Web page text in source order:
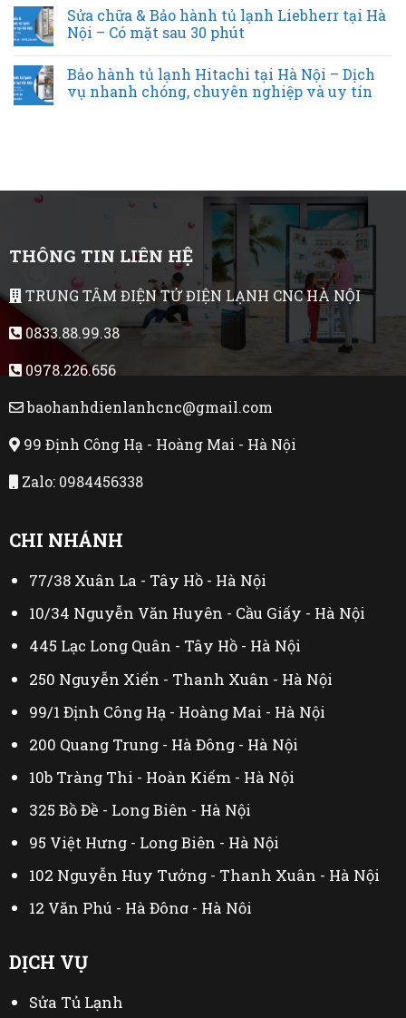
Sửa chữa & Bảo hành tủ lạnh Liebherr tại Hà
Nội – Có mặt sau 30 phút
Bảo hành tủ lạnh Hitachi tại Hà Nội – Dịch
vụ nhanh chóng, chuyên nghiệp và uy tín
THÔNG TIN LIÊN HỆ
TRUNG TÂM ĐIỆN TỬ ĐIỆN LẠNH CNC HÀ NỘI
0833.88.99.38
0978.226.656
baohanhdienlanhcnc@gmail.com
99 Định Công Hạ - Hoàng Mai - Hà Nội
Zalo: 0984456338
CHI NHÁNH
77/38 Xuân La - Tây Hồ - Hà Nội
10/34 Nguyễn Văn Huyên - Cầu Giấy - Hà Nội
445 Lạc Long Quân - Tây Hồ - Hà Nội
250 Nguyễn Xiển - Thanh Xuân - Hà Nội
99/1 Định Công Hạ - Hoàng Mai - Hà Nội
200 Quang Trung - Hà Đông - Hà Nội
10b Tràng Thi - Hoàn Kiếm - Hà Nội
325 Bồ Đề - Long Biên - Hà Nội
95 Việt Hưng - Long Biên - Hà Nội
102 Nguyễn Huy Tưởng - Thanh Xuân - Hà Nội
12 Văn Phú - Hà Đông - Hà Nội
230 Mễ Trì Thượng - Nam Từ Liêm - Hà Nội
402 Mỹ Đình - Từ Liêm - Hà Nội
DỊCH VỤ
Sửa Tủ Lạnh